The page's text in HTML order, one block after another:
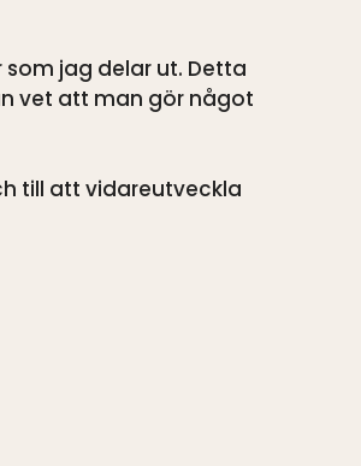
jag delar ut. Detta
vet att man gör något
till att vidareutveckla